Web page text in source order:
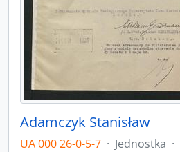
Adamczyk Stanisław
UA 000 26-0-5-7 · Jednostka ·